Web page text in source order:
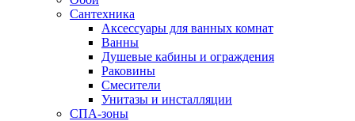
Сантехника
Аксессуары для ванных комнат
Ванны
Душевые кабины и ограждения
Раковины
Смесители
Унитазы и инсталляции
СПА-зоны